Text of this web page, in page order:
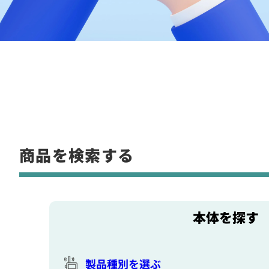
商品を検索する
本体を探す
製品種別を選ぶ